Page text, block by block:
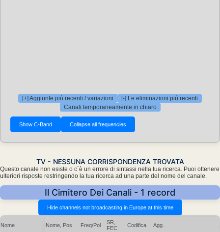
[+] Aggiunte più recenti / variazioni
[-] Le eliminazioni più recenti
Canali temporaneamente in chiaro
TV - NESSUNA CORRISPONDENZA TROVATA
Questo canale non esiste o c´è un errore di sintassi nella tua ricerca. Puoi ottenere
ulteriori risposte restringendo la tua ricerca ad una parte del nome del canale.
Il Cimitero Dei Canali - 1 record
Nome Nome, Pos. Freq/Pol
SR,
FEC
Codifica Agg.